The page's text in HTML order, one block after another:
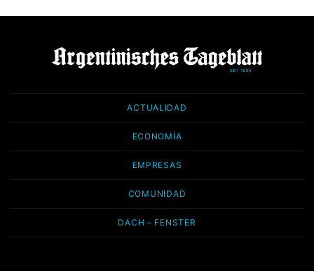
ACTUALIDAD
ECONOMÍA
EMPRESAS
COMUNIDAD
DACH – FENSTER